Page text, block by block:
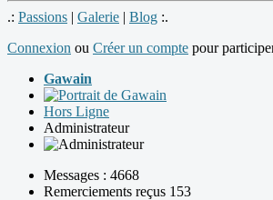
.: Passions | Galerie | Blog :.
Connexion ou Créer un compte pour
Gawain
Hors Ligne
Administrateur
Messages : 4668
Remerciements reçus 153